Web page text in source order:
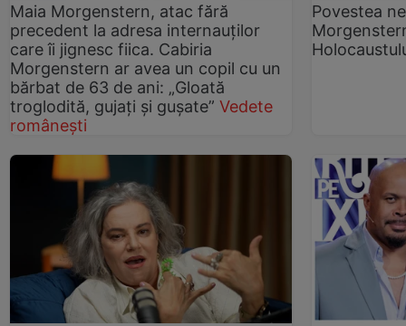
Maia Morgenstern, atac fără
precedent la adresa internauților
care îi jignesc fiica. Cabiria
Morgenstern ar avea un copil cu un
bărbat de 63 de ani: „Gloată
troglodită, gujați și gușate” Vedete
românești
Povestea